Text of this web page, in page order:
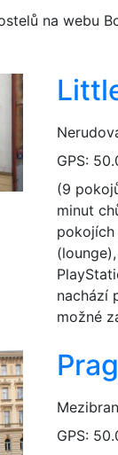
na webu
GPS:
(9
minut
pokojích
nachází
možné
GPS: